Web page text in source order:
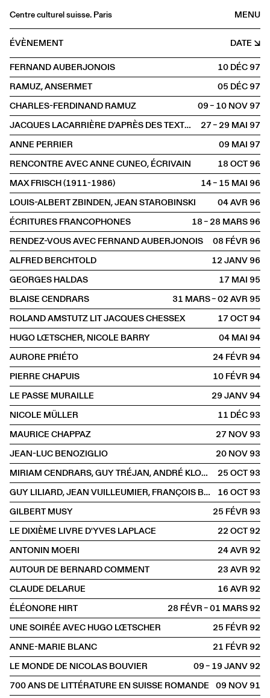
MENU
Centre culturel suisse. Paris
Agenda
Librairie
Buvette
Archives
Médiathèque
Éditions
Informations
FR/EN
PAROLE Littérature
ÉVÈNEMENT
DATE
FERNAND AUBERJONOIS
10 DÉC1997
RAMUZ, ANSERMET
05 DÉC1997
CHARLES-FERDINAND RAMUZ
09 – 10 NOV1997
JACQUES LACARRIÈRE D'APRÈS DES TEXTES DE GUSTAVE ROUD
27 – 29 MAI1997
ANNE PERRIER
09 MAI1997
RENCONTRE AVEC ANNE CUNEO, ÉCRIVAIN
18 OCT1996
MAX FRISCH (1911-1986)
14 – 15 MAI1996
LOUIS-ALBERT ZBINDEN, JEAN STAROBINSKI
04 AVR1996
ÉCRITURES FRANCOPHONES
18 – 28 MARS1996
RENDEZ-VOUS AVEC FERNAND AUBERJONOIS
08 FÉVR1996
ALFRED BERCHTOLD
12 JANV1996
GEORGES HALDAS
17 MAI1995
BLAISE CENDRARS
31 MARS – 02 AVR1995
ROLAND AMSTUTZ LIT JACQUES CHESSEX
17 OCT1994
HUGO LŒTSCHER, NICOLE BARRY
04 MAI1994
AURORE PRIÉTO
24 FÉVR1994
PIERRE CHAPUIS
10 FÉVR1994
LE PASSE MURAILLE
29 JANV1994
NICOLE MÜLLER
11 DÉC1993
MAURICE CHAPPAZ
27 NOV1993
JEAN-LUC BENOZIGLIO
20 NOV1993
MIRIAM CENDRARS, GUY TRÉJAN, ANDRÉ KLOPMANN
25 OCT1993
GUY LILIARD, JEAN VUILLEUMIER, FRANÇOIS BARAT, JACQUES LAURANS, DOMINIQUE DE RIVAZ, FRÉDÉRIC WANDELÈRE
16 OCT1993
GILBERT MUSY
25 FÉVR1993
LE DIXIÈME LIVRE D'YVES LAPLACE
22 OCT1992
ANTONIN MOERI
24 AVR1992
AUTOUR DE BERNARD COMMENT
23 AVR1992
CLAUDE DELARUE
16 AVR1992
ÉLÉONORE HIRT
28 FÉVR – 01 MARS1992
UNE SOIRÉE AVEC HUGO LŒTSCHER
25 FÉVR1992
ANNE-MARIE BLANC
21 FÉVR1992
LE MONDE DE NICOLAS BOUVIER
09 – 19 JANV1992
700 ANS DE LITTÉRATURE EN SUISSE ROMANDE
09 NOV1991